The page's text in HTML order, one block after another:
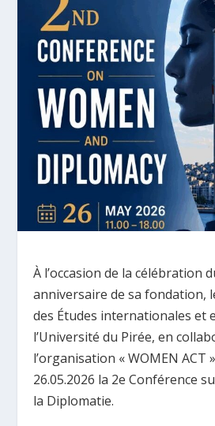
À l’occasion de la célébration
anniversaire de sa fondation,
des Études internationales et
l’Université du Pirée, en
l’organisation « WOMEN ACT
26.05.2026 la 2e Conférence
la Diplomatie.